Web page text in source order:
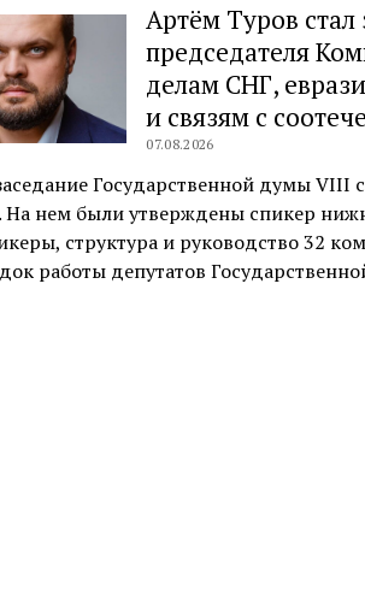
Артём Туров стал
председателя
делам СНГ,
и связям с
07.08.2026
Государственной думы VIII
На нем были утверждены спикер
структура и руководство 32
работы депутатов